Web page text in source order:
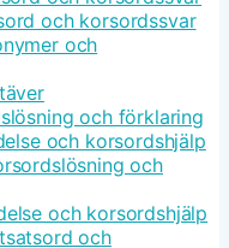
och korsordssvar
och
och förklaring
och korsordshjälp
och
och korsordshjälp
och